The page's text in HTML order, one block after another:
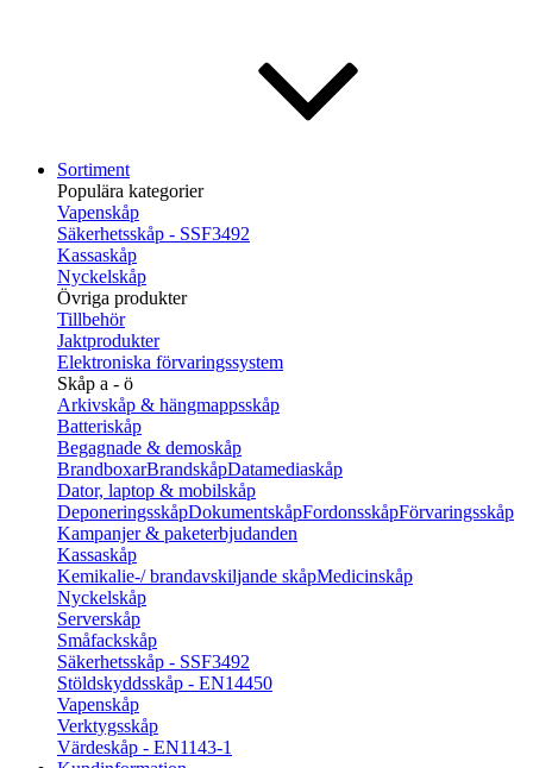
Sortiment
Populära kategorier
Vapenskåp
Säkerhetsskåp - SSF3492
Kassaskåp
Nyckelskåp
Övriga produkter
Tillbehör
Jaktprodukter
Elektroniska förvaringssystem
Skåp a - ö
Arkivskåp & hängmappsskåp
Batteriskåp
Begagnade & demoskåp
BrandboxarBrandskåpDatamediaskåp
Dator, laptop & mobilskåp
DeponeringsskåpDokumentskåpFordonsskåpFörvaringsskåp
Kampanjer & paketerbjudanden
Kassaskåp
Kemikalie-/ brandavskiljande skåpMedicinskåp
Nyckelskåp
Serverskåp
Småfackskåp
Säkerhetsskåp - SSF3492
Stöldskyddsskåp - EN14450
Vapenskåp
Verktygsskåp
Värdeskåp - EN1143-1